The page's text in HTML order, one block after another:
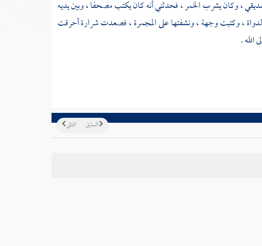
، وكان يشرب الخمر ، فحدثني أنه كان يكتب مصحفا ، وبين يديه
الدواة ، وكتبت وجهة ، ونشفتها على المجمرة ، فصعدت شرارة أحرقت
.
التالي السابق